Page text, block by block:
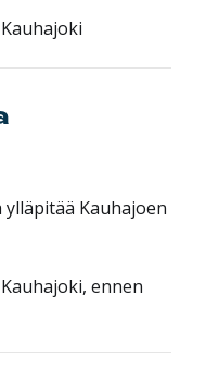
Kauhajoen
ennen